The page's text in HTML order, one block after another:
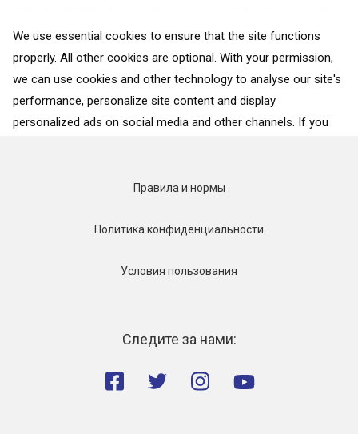
We use essential cookies to ensure that the site functions
properly. All other cookies are optional. With your permission,
we can use cookies and other technology to analyse our site's
performance, personalize site content and display
personalized ads on social media and other channels. If you
interactions with the site, click on “Adjust selection”. To reject
only necessary cookies”. More details can be found on our
Accept only necessary cookies
Adjust selection
уютный центр города, по которому удобно
гулять...
Правила и нормы
Политика конфиденциальности
Условия пользования
Следите за нами: